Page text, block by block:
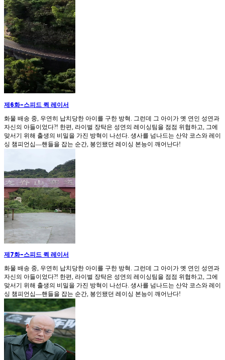
제6화-스피드 퀵 레이서
화물 배송 중, 우연히 납치당한 아이를 구한 방혁. 그런데 그 아이가 옛 연인 성연과
자신의 아들이었다?! 한편, 라이벌 장탁은 성연의 레이싱팀을 점점 위협하고, 그에
맞서기 위해 출생의 비밀을 가진 방혁이 나선다. 생사를 넘나드는 산악 코스와 레이
싱 챔피언십—핸들을 잡는 순간, 봉인됐던 레이싱 본능이 깨어난다!
제7화-스피드 퀵 레이서
화물 배송 중, 우연히 납치당한 아이를 구한 방혁. 그런데 그 아이가 옛 연인 성연과
자신의 아들이었다?! 한편, 라이벌 장탁은 성연의 레이싱팀을 점점 위협하고, 그에
맞서기 위해 출생의 비밀을 가진 방혁이 나선다. 생사를 넘나드는 산악 코스와 레이
싱 챔피언십—핸들을 잡는 순간, 봉인됐던 레이싱 본능이 깨어난다!